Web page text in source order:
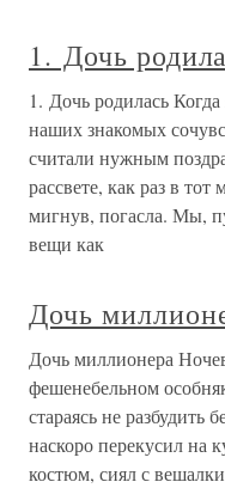
1. Дочь
1. Дочь родилась
наших знакомых
считали нужным
рассвете, как раз в тот
мигнув, погасла. Мы,
вещи как
Дочь
Дочь миллионера
фешенебельном
стараясь не разбудить
наскоро перекусил на
костюм, сиял с